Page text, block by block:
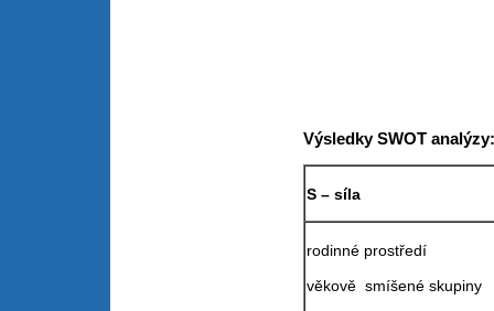
Výsledky SWOT analýzy:
S – síla
rodinné prostředí
věkově smíšené skupiny